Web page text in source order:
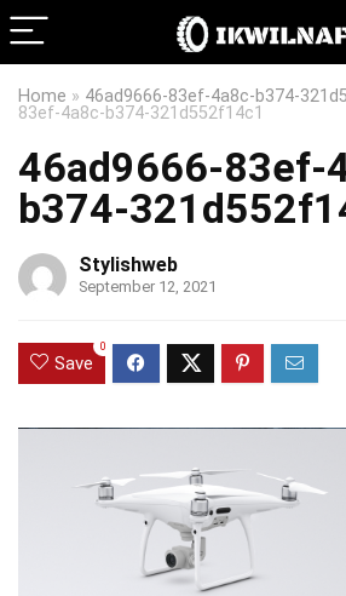
Home » 46ad9666-83ef-4a8c-b374-
83ef-4a8c-b374-321d552f14c1
46ad9666-83ef-
b374-
Stylishweb
September 12, 2021
Save
0